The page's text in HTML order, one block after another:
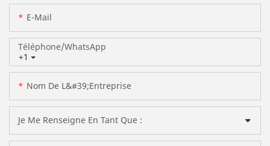
E-Mail
+1
Téléphone/WhatsApp
Nom De L&#39;entreprise
Je Me Renseigne En Tant Que :